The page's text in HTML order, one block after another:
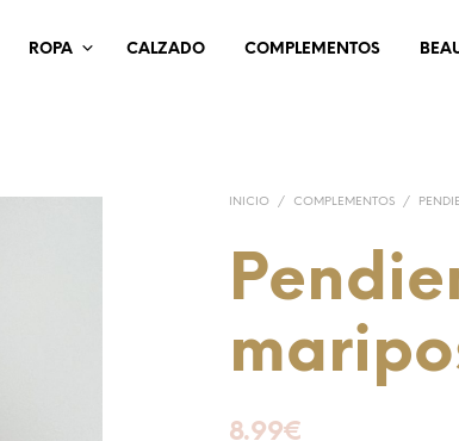
ROPA CALZADO COMPLEMENTOS
INICIO / COMPLEMENTOS /
8.99€